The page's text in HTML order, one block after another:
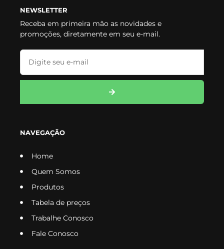
NEWSLETTER
Receba em primeira mão as novidades e
promoções, diretamente em seu e-mail.
NAVEGAÇÃO
Home
Quem Somos
Produtos
Tabela de preços
Trabalhe Conosco
Fale Conosco